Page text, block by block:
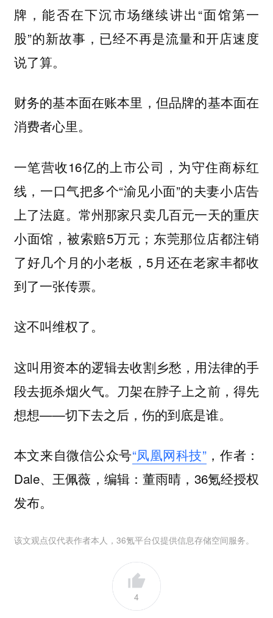
牌，能否在下沉市场继续讲出“面馆第一
股”的新故事，已经不再是流量和开店速度
说了算。
财务的基本面在账本里，但品牌的基本面在
消费者心里。
一笔营收16亿的上市公司，为守住商标红
线，一口气把多个“渝见小面”的夫妻小店告
上了法庭。常州那家只卖几百元一天的重庆
小面馆，被索赔5万元；东莞那位店都注销
了好几个月的小老板，5月还在老家丰都收
到了一张传票。
这不叫维权了。
这叫用资本的逻辑去收割乡愁，用法律的手
段去扼杀烟火气。刀架在脖子上之前，得先
想想——切下去之后，伤的到底是谁。
本文来自微信公众号“凤凰网科技”，作者：
Dale、王佩薇，编辑：董雨晴，36氪经授权
发布。
该文观点仅代表作者本人，36氪平台仅提供信息存储空间服务。
4